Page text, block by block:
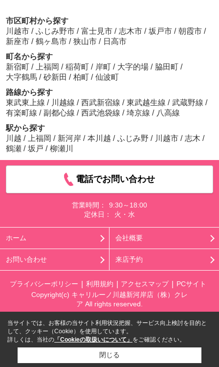
市区町村から探す
川越市 / ふじみ野市 / 富士見市 / 志木市 / 坂戸市 / 朝霞市 /
新座市 / 鶴ヶ島市 / 狭山市 / 日高市
町名から探す
新宿町 / 上福岡 / 稲荷町 / 岸町 / 大字的場 / 脇田町 /
大字鶴馬 / 砂新田 / 柏町 / 仙波町
路線から探す
東武東上線 / 川越線 / 西武新宿線 / 東武越生線 / 武蔵野線 /
有楽町線 / 副都心線 / 西武池袋線 / 埼京線 / 八高線
駅から探す
川越 / 上福岡 / 新河岸 / 本川越 / ふじみ野 / 川越市 / 志木 /
鶴瀬 / 坂戸 / 柳瀬川
電話でお問い合わせ
営業時間：
9:30～18:00
定休日：
火・水
ホーム 会社概要
お問い合わせ 来店予約
プライバシーポリシー 利用規約 アクセスマップ
PCサイト
Copyright(c) キャリルーノ川越新河岸店（株）クレ
ア All rights reserved.
当サイトでは、お客様の当サイト利用状況把握、サービス向上検討を目的と
して、クッキー（Cookie）を使用しています。
詳しくは、当社の 「Cookieの取扱いについて」 をご確認ください。
閉じる